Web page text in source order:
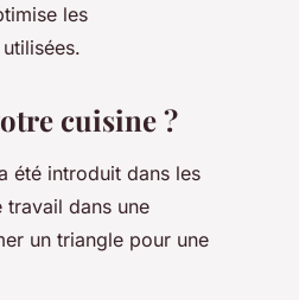
les
cuisine ?
été introduit dans les
travail dans une
un triangle pour une